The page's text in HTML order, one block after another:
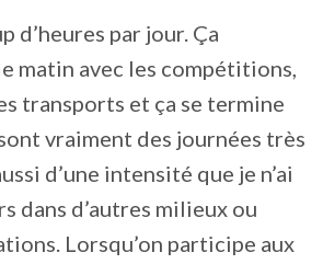
d’heures par jour. Ça
matin avec les compétitions,
transports et ça se termine
vraiment des journées très
d’une intensité que je n’ai
dans d’autres milieux ou
Lorsqu’on participe aux